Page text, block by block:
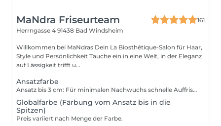
MaNdra Friseurteam
161
Herrngasse 4 91438 Bad Windsheim
Willkommen bei MaNdras Dein La Biosthétique-Salon für Haar,
Style und Persönlichkeit Tauche ein in eine Welt, in der Eleganz
auf Lässigkeit trifft u...
Ansatzfarbe
Ansatz bis 3 cm: Für minimalen Nachwuchs schnelle Auffrischung. Ansatz bis 5 cm: Sichtbarer Farbansatz, der perfekt eingearbeitet wird. Ansatz mit Längenausgleich: Für herausgewachsenen Ansatz und Farbauffrischung in den Längen. Hinweis: Der Preis variiert je nach Farbmenge und wird transparent vor Ort besprochen.
Globalfarbe (Färbung vom Ansatz bis in die
Spitzen)
Preis variiert nach Menge der Farbe.